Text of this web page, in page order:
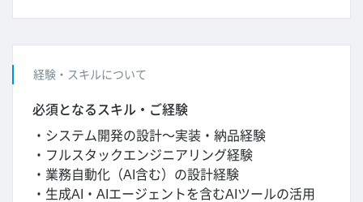
経験・スキルについて
必須となるスキル・ご経験
・システム開発の設計～実装・納品経験
・フルスタックエンジニアリング経験
・業務自動化（AI含む）の設計経験
・生成AI・AIエージェントを含むAIツールの活用